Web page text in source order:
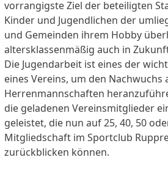
vorrangigste Ziel der beteiligten
Kinder und Jugendlichen der
und Gemeinden ihrem Hobby
altersklassenmäßig auch in
Die Jugendarbeit ist eines der
eines Vereins, um den Nachwuchs
Herrenmannschaften
die geladenen Vereinsmitglieder
geleistet, die nun auf 25, 40, 50
Mitgliedschaft im Sportclub
zurückblicken können.